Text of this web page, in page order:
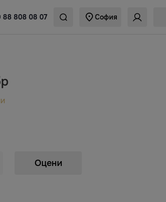
88 808 08 07 София
Оцени